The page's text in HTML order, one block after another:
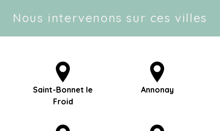
Nous intervenons sur ces villes
Saint-Bonnet le
Froid
Annonay